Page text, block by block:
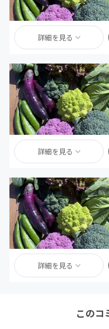
詳細を見る
詳細を見る
詳細を見る
このコ